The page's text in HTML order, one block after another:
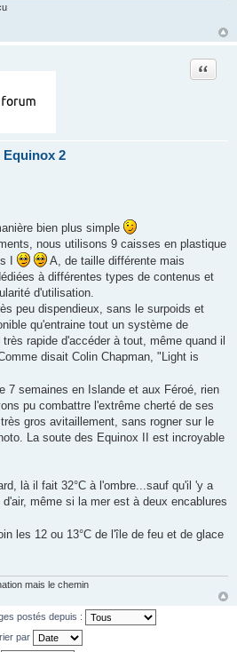
Equinox 2
Citation
bien plus simple
nous utilisons 9 caisses en plastique
I
A, de taille différente mais
à différentes types de contenus et
d'utilisation.
peu dispendieux, sans le surpoids et
qu'entraine tout un système de
rapide d'accéder à tout, même quand il
disait Colin Chapman, "Light is
7 semaines en Islande et aux Féroé, rien
pu combattre l'extrême cherté de ses
gros avitaillement, sans rogner sur le
La soute des Equinox II est incroyable
là il fait 32°C à l'ombre...sauf qu'il 'y a
même si la mer est à deux encablures
les 12 ou 13°C de l'île de feu et de glace
mais le chemin
postés depuis :
par